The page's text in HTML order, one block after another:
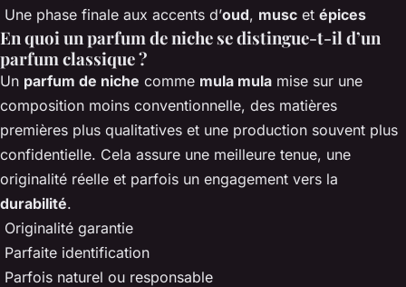
Une phase finale aux accents d’oud, musc et épices
En quoi un parfum de niche se distingue-t-il d’un
parfum classique ?
Un parfum de niche comme mula mula mise sur une
composition moins conventionnelle, des matières
premières plus qualitatives et une production souvent plus
confidentielle. Cela assure une meilleure tenue, une
originalité réelle et parfois un engagement vers la
durabilité.
Originalité garantie
Parfaite identification
Parfois naturel ou responsable